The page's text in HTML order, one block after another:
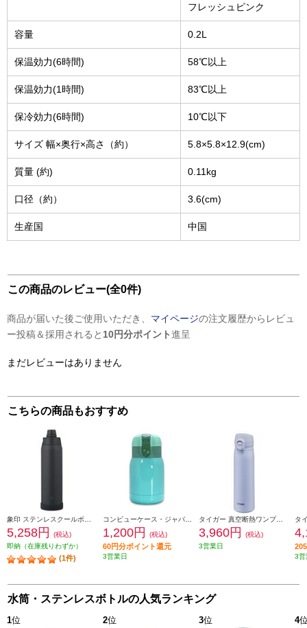
フレッシュピンク
容量 0.2L
保温効力(6時間) 58℃以上
保温効力(1時間) 83℃以上
保冷効力(6時間) 10℃以下
サイズ 幅×奥行×高さ（約） 5.8×5.8×12.9(cm)
質量 (約) 0.11kg
口径（約） 3.6(cm)
生産国 中国
この商品のレビュー(全0件)
商品が届いた後ご使用いただき、 マイページの注文履歴からレビュ
ー投稿＆採用されると 10円分ポイント進呈
まだレビューはありません
こちらの商品もおすすめ
5,258円
(税込)
即納（在庫残りわずか）
(1件)
1,200円 (税込)
60円分ポイント還元
3営業日
タイガー 真空断熱ワンプッシュボトル[500ml/ワンプッシュ/保冷保温/セレストブルー] MKR-W050AR
3,960円
(税込)
3営業日
3営
水筒・ステンレスボトルの人気ランキング
1位 2位 3位 4